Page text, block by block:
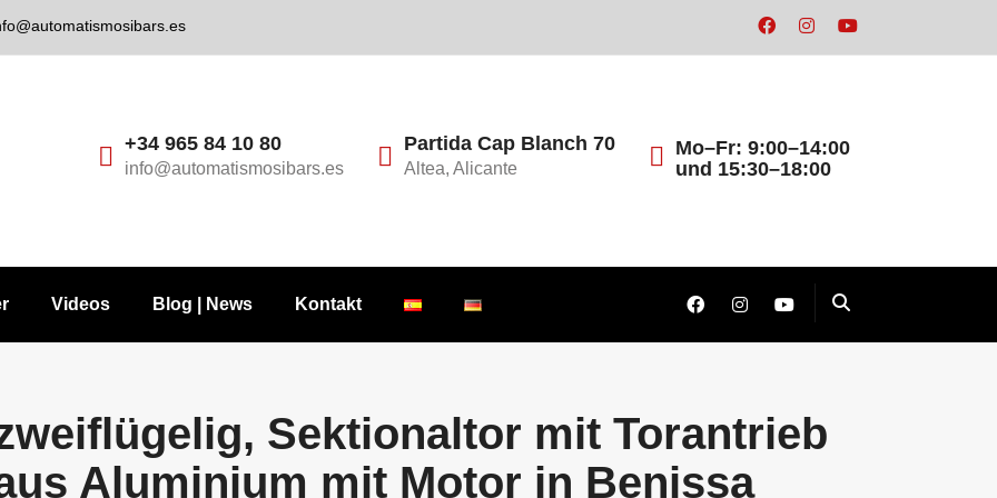
+34 965 84 10 80
info@automatismosibars.es
Partida Cap Blanch 70
Altea, Alicante
Mo–Fr: 9:00–14:00
und 15:30–18:00
Videos Blog | News Kontakt
Sektionaltor mit Torantrieb
Aluminium mit Motor in Benissa